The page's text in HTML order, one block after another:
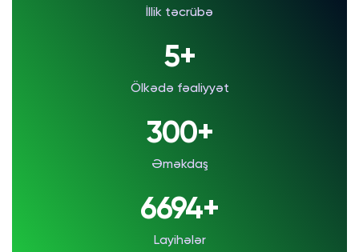
İllik təcrübə
5+
Ölkədə fəaliyyət
300+
Əməkdaş
7000+
Layihələr